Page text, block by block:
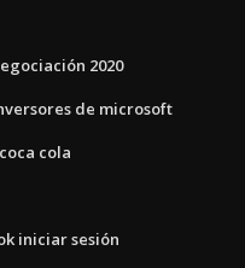
2020
de microsoft
cola
iniciar sesión